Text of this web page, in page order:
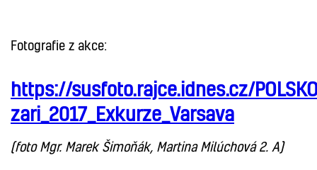
Fotografie z akce:
https://susfoto.rajce.idnes.cz/
zari_2017_Exkurze_Varsava
(foto Mgr. Marek Šimoňák, Martina Milúchová 2. A)